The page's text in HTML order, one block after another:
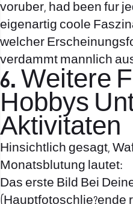
voruber, had been fur
eigenartig coole
welcher
verdammt mannlich
6. Weitere
Hobbys
Aktivitaten
Hinsichtlich gesagt,
Monatsblutung lautet:
Das erste Bild Bei
(Hauptfotoschlie?ende